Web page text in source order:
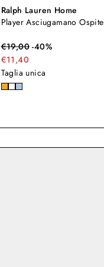
Ralph Lauren Home
Player Asciugamano Ospite
€19,00-40%
€11,40
Taglia unica